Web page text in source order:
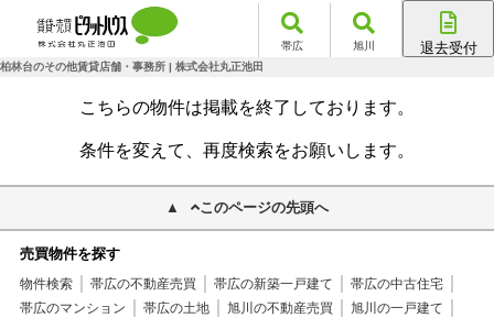
帯広 旭川 退去受付
柏林台のその他賃貸店舗・事務所 | 株式会社丸正池田
こちらの物件は掲載を終了しております。
条件を変えて、再度検索をお願いします。
このページの先頭へ
売買物件を探す
物件検索 帯広の不動産売買 帯広の新築一戸建て
帯広の中古住宅
帯広のマンション
帯広の土地 旭川の不動産売買
旭川の一戸建て